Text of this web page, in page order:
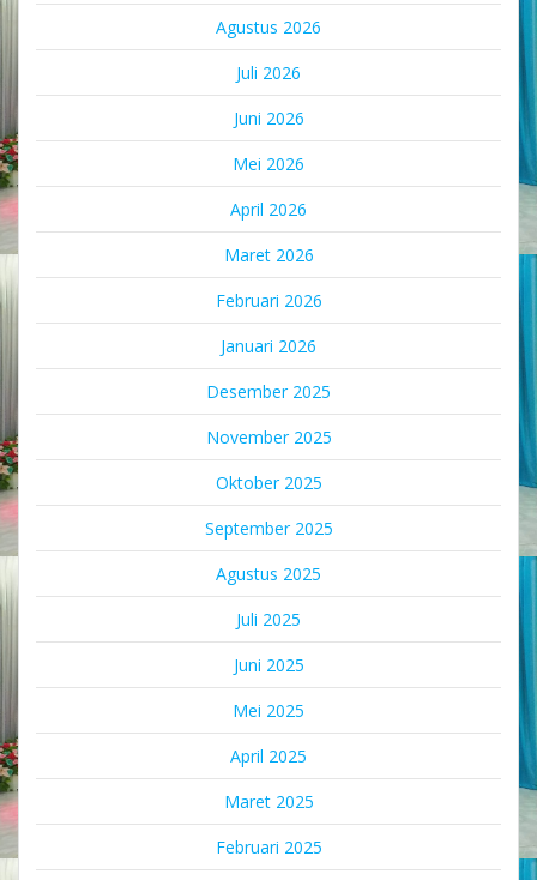
Agustus 2026
Juli 2026
Juni 2026
Mei 2026
April 2026
Maret 2026
Februari 2026
Januari 2026
Desember 2025
November 2025
Oktober 2025
September 2025
Agustus 2025
Juli 2025
Juni 2025
Mei 2025
April 2025
Maret 2025
Februari 2025